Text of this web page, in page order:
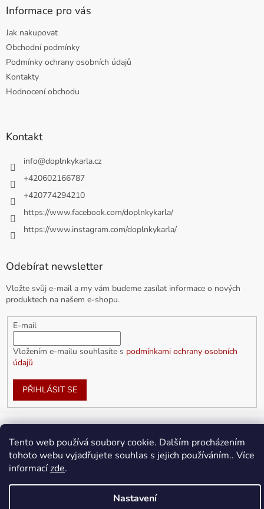
Tento web používá soubory cookie. Dalším procházením
tohoto webu vyjadřujete souhlas s jejich používáním.. Více
informacízde.
Nastavení
Informace pro vás
Jak nakupovat
Obchodní podmínky
Podmínky ochrany osobních údajů
Kontakty
Hodnocení obchodu
Kontakt
info@doplnkykarla.cz
+420602166787
+420774294210
https://www.facebook.com/doplnkykarla/
https://www.instagram.com/doplnkykarla/
Odebírat newsletter
Vložte svůj e-mail a my vám budeme zasílat informace o nových
produktech na našem e-shopu.
E-mail
Vložením e-mailu souhlasíte s podmínkami ochrany osobních
údajů
PŘIHLÁSIT SE
Vytvořil Shoptet
Upravit nastavení cookies